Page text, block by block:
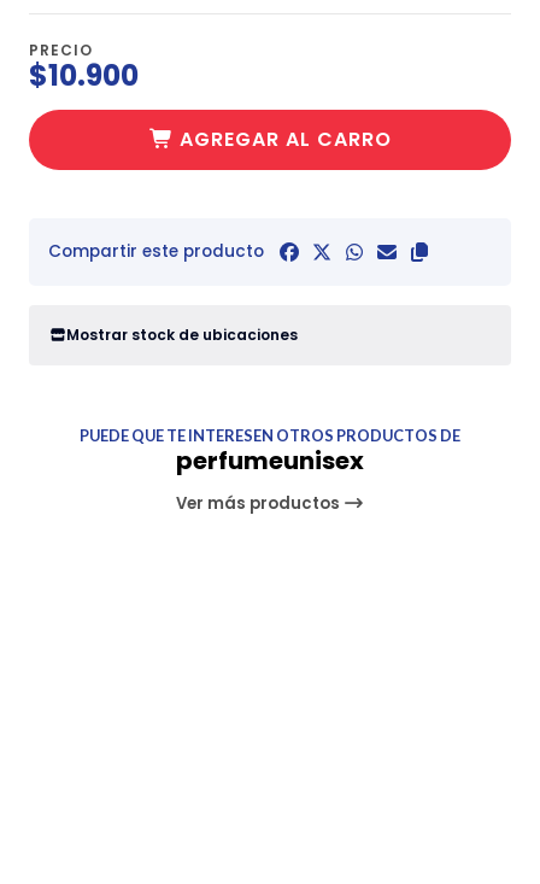
PRECIO
$10.900
AGREGAR AL CARRO
Compartir este producto
Mostrar stock de ubicaciones
PUEDE QUE TE INTERESEN OTROS PRODUCTOS DE
perfumeunisex
Ver más productos